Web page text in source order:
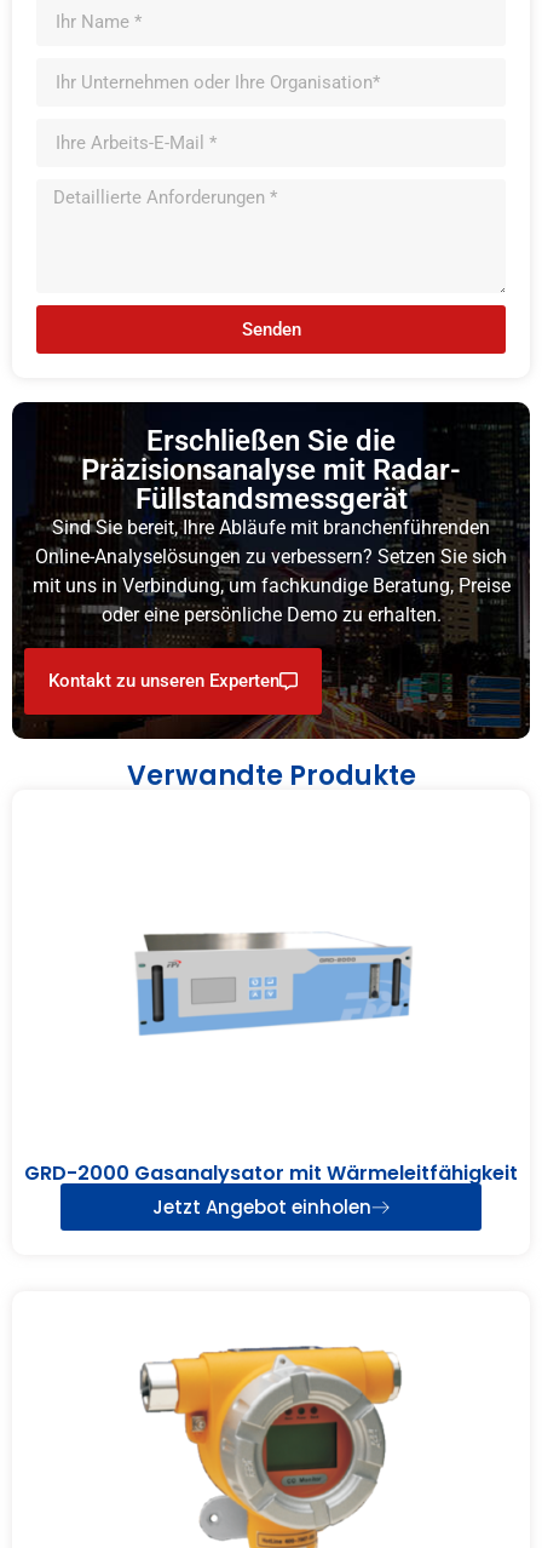
Senden
Erschließen Sie die
Präzisionsanalyse mit Radar-
Füllstandsmessgerät
Sind Sie bereit, Ihre Abläufe mit branchenführenden
Online-Analyselösungen zu verbessern? Setzen Sie sich
mit uns in Verbindung, um fachkundige Beratung, Preise
oder eine persönliche Demo zu erhalten.
Kontakt zu unseren Experten
Verwandte Produkte
GRD-2000 Gasanalysator mit Wärmeleitfähigkeit
Jetzt Angebot einholen